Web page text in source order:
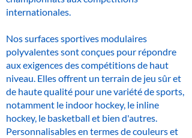
internationales.
Nos surfaces sportives modulaires
polyvalentes sont conçues pour répondre
aux exigences des compétitions de haut
niveau. Elles offrent un terrain de jeu sûr et
de haute qualité pour une variété de sports,
notamment le indoor hockey, le inline
hockey, le basketball et bien d'autres.
Personnalisables en termes de couleurs et